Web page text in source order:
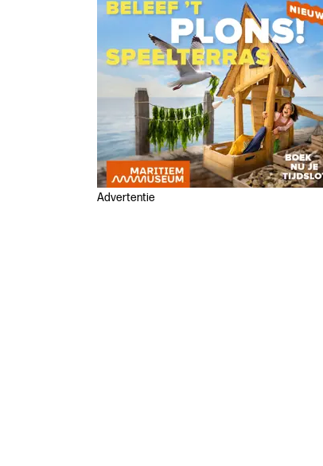
Advertentie